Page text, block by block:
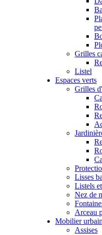
Grilles
Listel
Espaces verts
Grilles
Lisses
Listels
Nez de
Arceau
Mobilier
Assises